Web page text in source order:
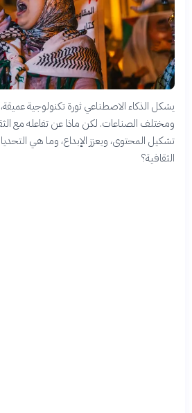
يشكل الذكاء الاصطناعي ثورة تكنولوجية عميقة،
ومختلف الصناعات. لكن ماذا عن تفاعله مع
تشكيل المحتوى، ويعزز الإبداع، وما هي
الثقافية؟